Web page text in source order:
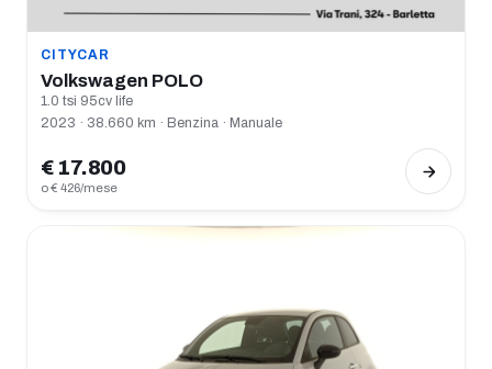
CITYCAR
Volkswagen POLO
1.0 tsi 95cv life
2023 · 38.660 km · Benzina · Manuale
€ 17.800
o € 426/mese